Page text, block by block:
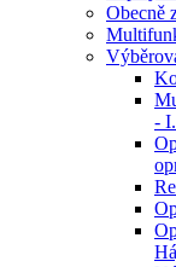
Obecně
-